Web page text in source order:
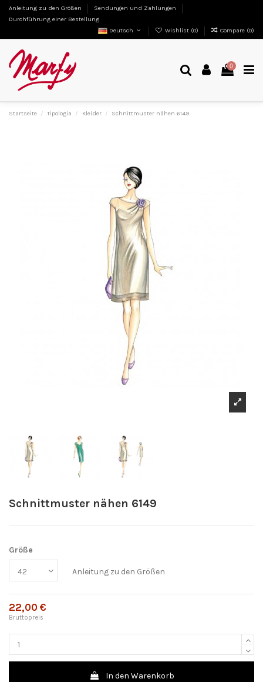
Anleitung zu den Größen
Sendungen und Zahlungen
Durchführung einer Bestellung
Deutsch
Wishlist (0) Compare (0)
0
Startseite Tipologia Kleider Schnittmuster nähen 6149
Schnittmuster nähen 6149
Größe
Anleitung zu den Größen
22,00 €
Bruttopreis
In den Warenkorb